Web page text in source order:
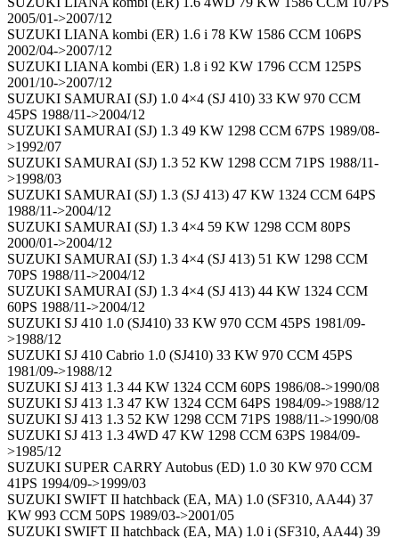
2005/01->2007/12
SUZUKI LIANA kombi (ER) 1.6 i 78 KW 1586 CCM 106PS
2002/04->2007/12
SUZUKI LIANA kombi (ER) 1.8 i 92 KW 1796 CCM 125PS
2001/10->2007/12
SUZUKI SAMURAI (SJ) 1.0 4×4 (SJ 410) 33 KW 970 CCM
45PS 1988/11->2004/12
SUZUKI SAMURAI (SJ) 1.3 49 KW 1298 CCM 67PS 1989/08-
>1992/07
SUZUKI SAMURAI (SJ) 1.3 52 KW 1298 CCM 71PS 1988/11-
>1998/03
SUZUKI SAMURAI (SJ) 1.3 (SJ 413) 47 KW 1324 CCM 64PS
1988/11->2004/12
SUZUKI SAMURAI (SJ) 1.3 4×4 59 KW 1298 CCM 80PS
2000/01->2004/12
SUZUKI SAMURAI (SJ) 1.3 4×4 (SJ 413) 51 KW 1298 CCM
70PS 1988/11->2004/12
SUZUKI SAMURAI (SJ) 1.3 4×4 (SJ 413) 44 KW 1324 CCM
60PS 1988/11->2004/12
SUZUKI SJ 410 1.0 (SJ410) 33 KW 970 CCM 45PS 1981/09-
>1988/12
SUZUKI SJ 410 Cabrio 1.0 (SJ410) 33 KW 970 CCM 45PS
1981/09->1988/12
SUZUKI SJ 413 1.3 44 KW 1324 CCM 60PS 1986/08->1990/08
SUZUKI SJ 413 1.3 47 KW 1324 CCM 64PS 1984/09->1988/12
SUZUKI SJ 413 1.3 52 KW 1298 CCM 71PS 1988/11->1990/08
SUZUKI SJ 413 1.3 4WD 47 KW 1298 CCM 63PS 1984/09-
>1985/12
SUZUKI SUPER CARRY Autobus (ED) 1.0 30 KW 970 CCM
41PS 1994/09->1999/03
SUZUKI SWIFT II hatchback (EA, MA) 1.0 (SF310, AA44) 37
KW 993 CCM 50PS 1989/03->2001/05
SUZUKI SWIFT II hatchback (EA, MA) 1.0 i (SF310, AA44) 39